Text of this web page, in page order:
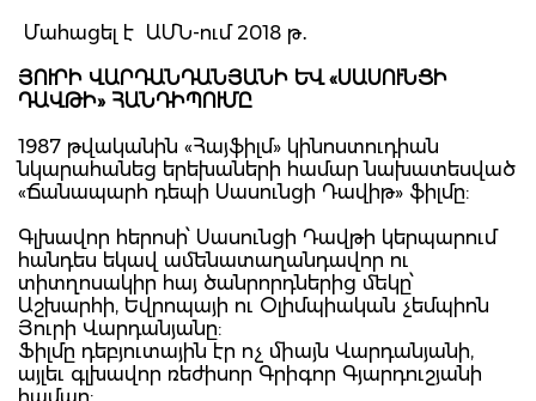
Մահացել է ԱՄՆ-ում 2018 թ․
ՅՈՒՐԻ ՎԱՐԴԱՆԴԱՆՅԱՆԻ ԵՎ «ՍԱՍՈՒՆՑԻ
ԴԱՎԹԻ» ՀԱՆԴԻՊՈՒՄԸ
1987 թվականին «Հայֆիլմ» կինոստուդիան
նկարահանեց երեխաների համար նախատեսված
«Ճանապարհ դեպի Սասունցի Դավիթ» ֆիլմը:
Գլխավոր հերոսի՝ Սասունցի Դավթի կերպարում
հանդես եկավ ամենատաղանդավոր ու
տիտղոսակիր հայ ծանրորդներից մեկը՝
Աշխարհի, Եվրոպայի ու Օլիմպիական չեմպիոն
Յուրի Վարդանյանը:
Ֆիլմը դեբյուտային էր ոչ միայն Վարդանյանի,
այլեւ գլխավոր ռեժիսոր Գրիգոր Գյարդուշյանի